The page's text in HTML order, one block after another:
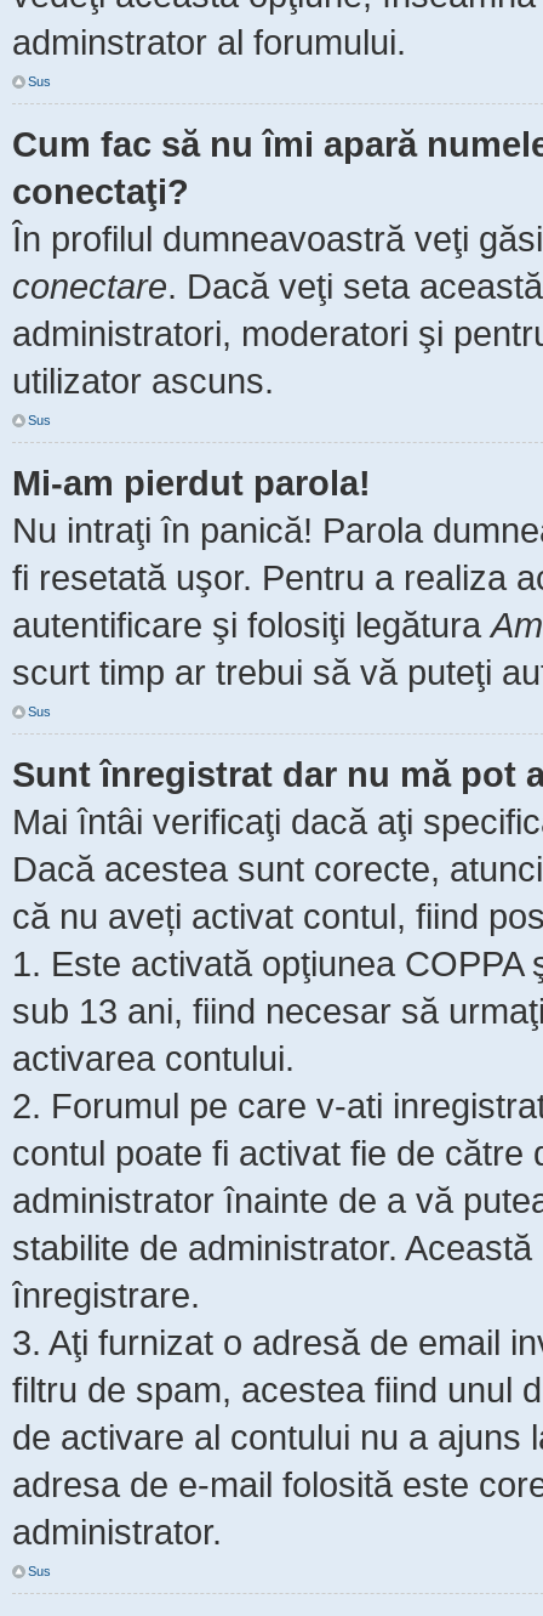
adminstrator al forumului.
Sus
Cum fac să nu îmi apară
conectaţi?
În profilul dumneavoastră veţi
conectare. Dacă veţi seta
administratori, moderatori şi
utilizator ascuns.
Sus
Mi-am pierdut parola!
Nu intraţi în panică! Parola
fi resetată uşor. Pentru a realiza
autentificare şi folosiţi legătura
scurt timp ar trebui să vă puteţi
Sus
Sunt înregistrat dar nu mă pot
Mai întâi verificaţi dacă aţi
Dacă acestea sunt corecte,
că nu aveți activat contul, fiind
1. Este activată opţiunea
sub 13 ani, fiind necesar să
activarea contului.
2. Forumul pe care v-ati
contul poate fi activat fie de
administrator înainte de a vă
stabilite de administrator.
înregistrare.
3. Aţi furnizat o adresă de email
filtru de spam, acestea fiind unul
de activare al contului nu a ajuns
adresa de e-mail folosită este
administrator.
Sus